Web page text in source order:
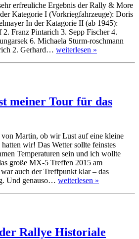
erfreuliche Ergebnis der Rally & More
Kategorie I (Vorkriegfahrzeuge): Doris
In der Katagorie II (ab 1945):
Franz Pintarich 3. Sepp Fischer 4.
6. Michaela Sturm-roschmann
2. Gerhard… weiterlesen »
meiner Tour für das
von Martin, ob wir Lust auf eine kleine
wir! Das Wetter sollte feinstes
Temperaturen sein und ich wollte
große MX-5 Treffen 2015 am
auch der Treffpunkt klar – das
Und genauso… weiterlesen »
Rallye Historiale